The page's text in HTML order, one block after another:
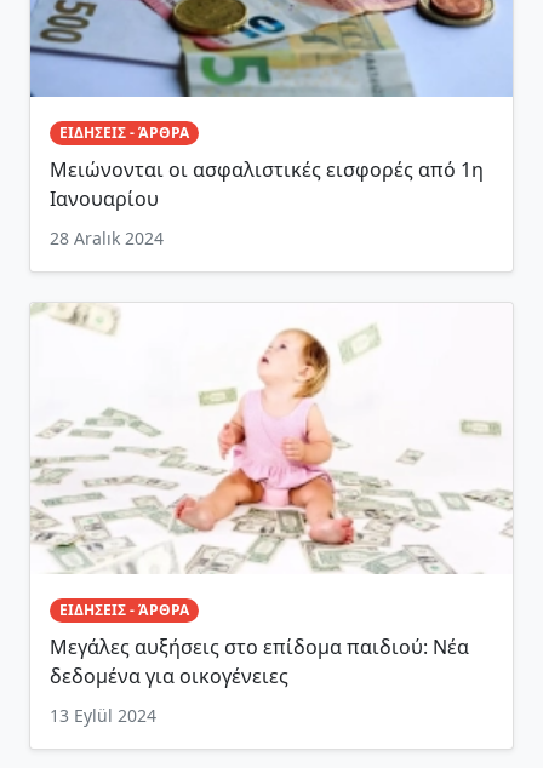
ΕΙΔΗΣΕΙΣ - ΆΡΘΡΑ
Μειώνονται οι ασφαλιστικές εισφορές από 1η
Ιανουαρίου
28 Aralık 2024
ΕΙΔΗΣΕΙΣ - ΆΡΘΡΑ
Μεγάλες αυξήσεις στο επίδομα παιδιού: Νέα
δεδομένα για οικογένειες
13 Eylül 2024